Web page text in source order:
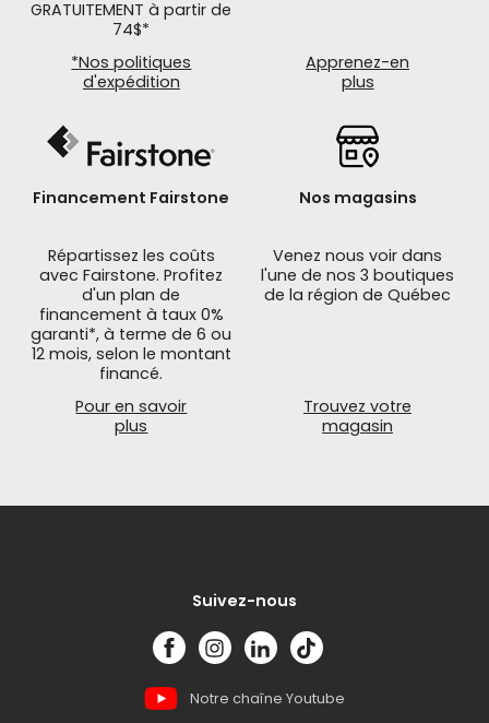
GRATUITEMENT à partir de
74$*
*Nos politiques
d'expédition
Apprenez-en
plus
Financement Fairstone
Répartissez les coûts
avec Fairstone. Profitez
d'un plan de
financement à taux 0%
garanti*, à terme de 6 ou
12 mois, selon le montant
financé.
Pour en savoir
plus
Nos magasins
Venez nous voir dans
l'une de nos 3 boutiques
de la région de Québec
Trouvez votre
magasin
Suivez-nous
Notre chaîne Youtube